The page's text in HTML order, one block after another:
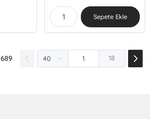
Sepete Ekle
689 18